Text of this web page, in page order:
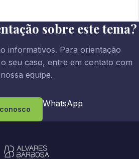
sobre este tema?
informativos. Para orientação
seu caso, entre em contato com
nossa equipe.
WhatsApp